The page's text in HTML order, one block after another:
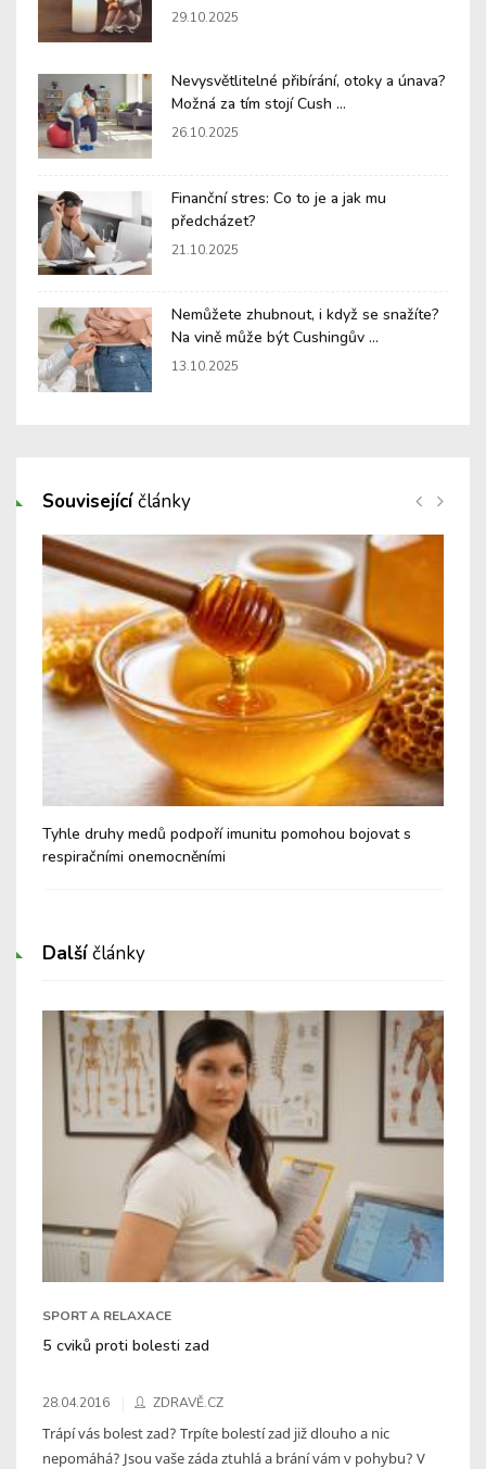
29.10.2025
Nevysvětlitelné přibírání, otoky a únava?
Možná za tím stojí Cush ...
26.10.2025
Finanční stres: Co to je a jak mu
předcházet?
21.10.2025
Nemůžete zhubnout, i když se snažíte?
Na vině může být Cushingův ...
13.10.2025
Souvisejícíčlánky
Tyhle druhy medů podpoří imunitu pomohou bojovat s
respiračními onemocněními
Dalšíčlánky
SPORT A RELAXACE
5 cviků proti bolesti zad
28.04.2016 ZDRAVĚ.CZ
Trápí vás bolest zad? Trpíte bolestí zad již dlouho a nic
nepomáhá? Jsou vaše záda ztuhlá a brání vám v pohybu? V